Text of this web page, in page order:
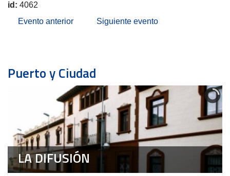
id: 4062
Evento anterior
Siguiente evento
Puerto y Ciudad
LA DIFUSIÓN